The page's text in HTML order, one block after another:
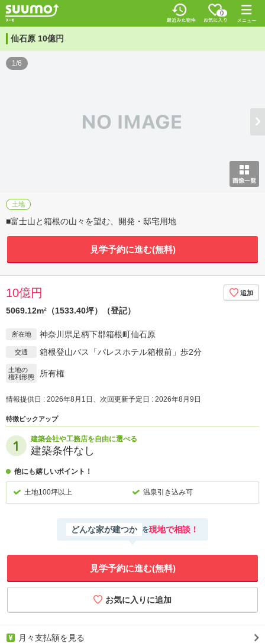
0
仙石原 10億円
1/6
土地
■富士山と箱根の山々を望む、開発・邸宅用地
見学予約に進む(無料)
10億円
5069.12m²（1533.40坪）（登記）
所在地 神奈川県足柄下郡箱根町仙石原
交通 箱根登山バス「パレスホテル箱根前」歩2分
土地の
権利形態
所有権
情報提供日 : 2026年8月1日、次回更新予定日 : 2026年8月9日
特徴ピックアップ
建築会社や工務店を自由に選べる
建築条件なし
他にも嬉しいポイント！
土地100坪以上 温泉引き込み可
どんな家が建つか を現地で相談！
見学予約に進む(無料)
月々支払額を見る